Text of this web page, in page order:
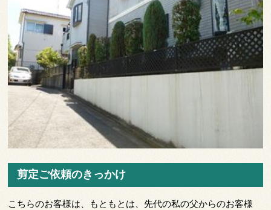
剪定ご依頼のきっかけ
こちらのお客様は、もともとは、先代の私の父からのお客様